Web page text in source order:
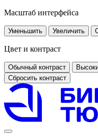
Масштаб интерфейса
Уменьшить Увеличить
Цвет и контраст
Обычный контраст
Сбросить контраст